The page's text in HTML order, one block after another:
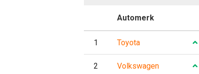
Automerk
1 Toyota
2 Volkswagen